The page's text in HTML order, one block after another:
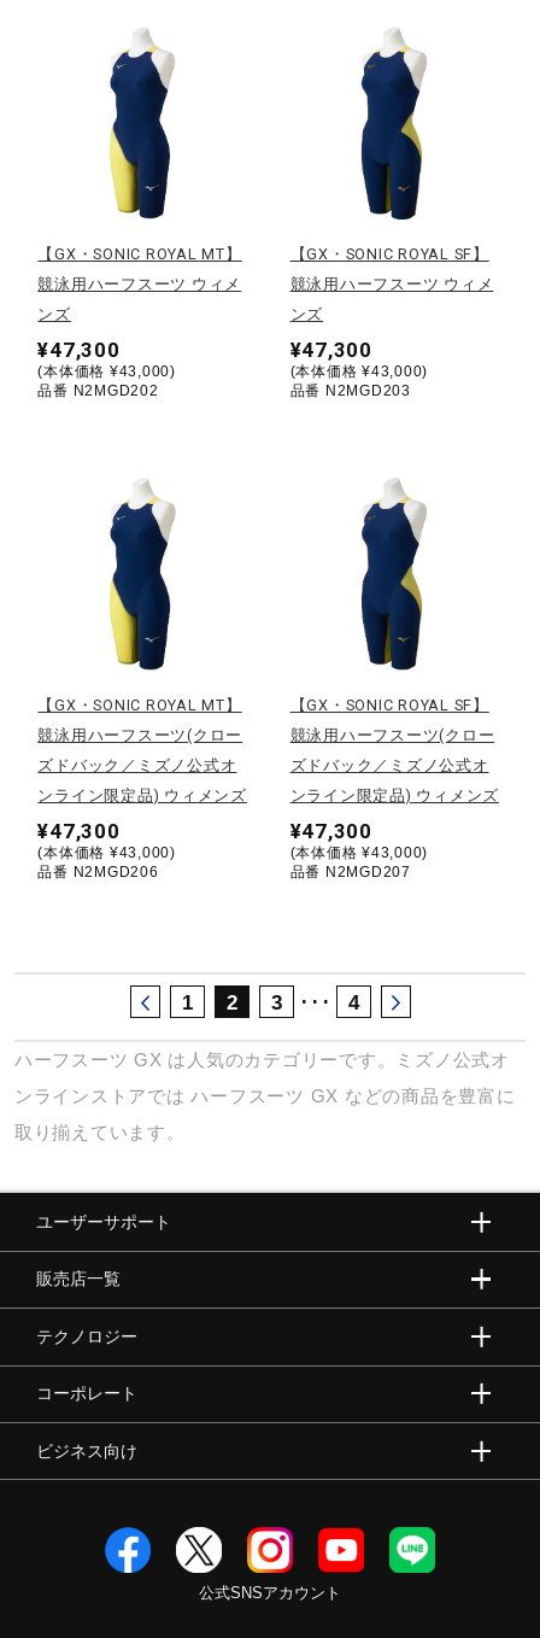
健康／エクササイズ
ジュニア／キッズ
メディカル
セール
その他
サポート
直営店一覧
取扱店一覧
【GX・SONIC ROYAL MT】
競泳用ハーフスーツ ウィメ
ンズ
¥47,300
(本体価格 ¥43,000)
品番 N2MGD202
【GX・SONIC ROYAL SF】
競泳用ハーフスーツ ウィメ
ンズ
¥47,300
(本体価格 ¥43,000)
品番 N2MGD203
【GX・SONIC ROYAL MT】
競泳用ハーフスーツ(クロー
ズドバック／ミズノ公式オ
ンライン限定品) ウィメンズ
¥47,300
(本体価格 ¥43,000)
品番 N2MGD206
【GX・SONIC ROYAL SF】
競泳用ハーフスーツ(クロー
ズドバック／ミズノ公式オ
ンライン限定品) ウィメンズ
¥47,300
(本体価格 ¥43,000)
品番 N2MGD207
1 2 3 ･･･ 4
ハーフスーツ GX は人気のカテゴリーです。ミズノ公式オ
ンラインストアではハーフスーツ GX などの商品を豊富に
取り揃えています。
ユーザーサポート
販売店一覧
テクノロジー
コーポレート
ビジネス向け
公式SNSアカウント